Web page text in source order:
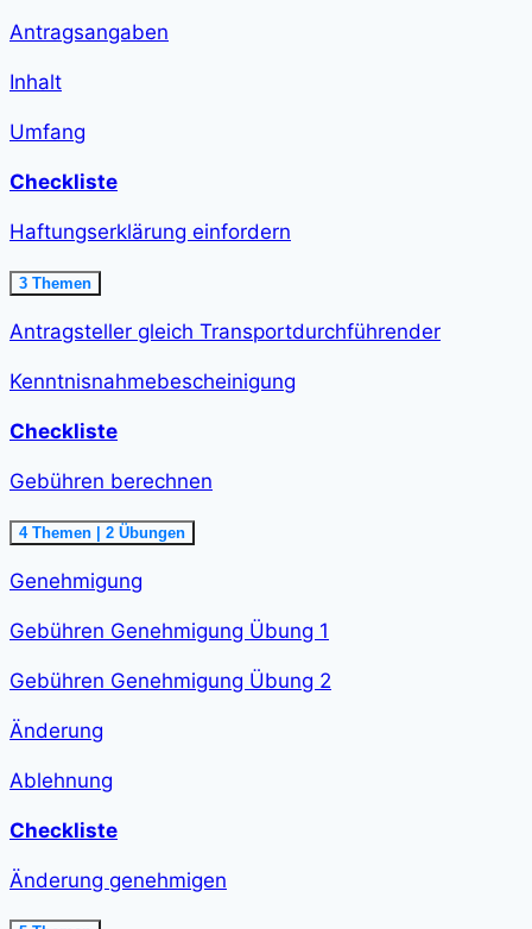
Antragsangaben
Inhalt
Umfang
Checkliste
Haftungserklärung einfordern
Ausklappen
Haftungserklärung
einfordern<span
step-
min
</span>
3 Themen
Antragsteller gleich Transportdurchführender
Kenntnisnahmebescheinigung
Checkliste
Gebühren berechnen
Ausklappen
Gebühren
berechnen<span
step-
min
</span>
4 Themen 2 Übungen
Genehmigung
Gebühren Genehmigung Übung 1
Gebühren Genehmigung Übung 2
Änderung
Ablehnung
Checkliste
Änderung genehmigen